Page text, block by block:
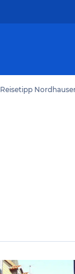
Reisetipp